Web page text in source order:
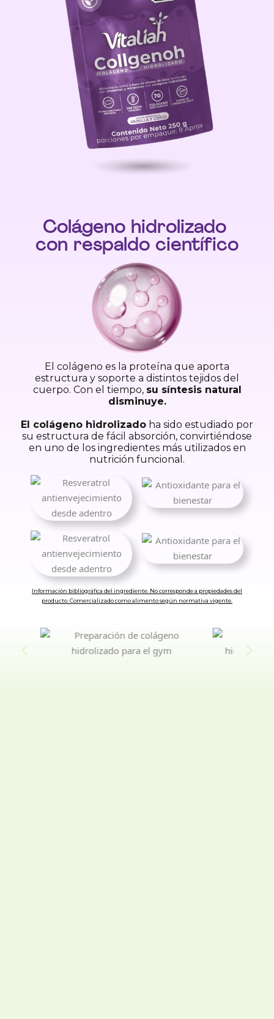
Colágeno hidrolizado
con respaldo científico
El colágeno es la proteína que aporta
estructura y soporte a distintos tejidos del
cuerpo. Con el tiempo, su síntesis natural
disminuye.
El colágeno hidrolizado ha sido estudiado por
su estructura de fácil absorción, convirtiéndose
en uno de los ingredientes más utilizados en
nutrición funcional.
Información bibliográfica del ingrediente. No corresponde a propiedades del
producto. Comercializado como alimento según normativa vigente.